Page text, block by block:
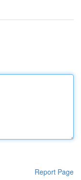
Report Page